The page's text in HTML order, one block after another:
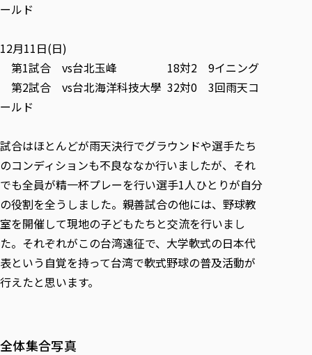
ールド
12月11日(日)
第1試合 vs台北玉峰 18対2 9イニング
第2試合 vs台北海洋科技大學 32対0 3回雨天コ
ールド
試合はほとんどが雨天決行でグラウンドや選手たち
のコンディションも不良ななか行いましたが、それ
でも全員が精一杯プレーを行い選手1人ひとりが自分
の役割を全うしました。親善試合の他には、野球教
室を開催して現地の子どもたちと交流を行いまし
た。それぞれがこの台湾遠征で、大学軟式の日本代
表という自覚を持って台湾で軟式野球の普及活動が
行えたと思います。
全体集合写真